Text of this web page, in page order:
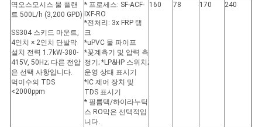
역오스모시스 물 플랜
트 500L/h (3,200 GPD)
SS304 스키드 마운트,
4인치 × 2인치 단발막
설치 전력 1.7kW-380-
415V, 50Hz; 다른 전압
은 선택 사항입니다.
먹이수의 TDS
<2000ppm
* 프로세스: SF-ACF-
IXF-RO
*전처리: 3x FRP 탱
크
*uPVC 물 파이프
*꽃계측기 및 압력 측
정기; *LP&HP 스위치;
운영 상태 표시기
*IC 제어 장치 및
TDS 표시기
* 필름텍/하이라누틱
스 RO막은 선택적입
니다.
160 78 170 240